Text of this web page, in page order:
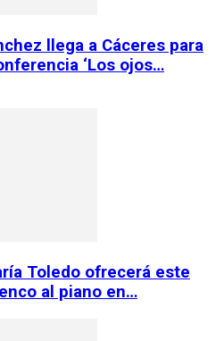
llega a Cáceres para
‘Los ojos…
Toledo ofrecerá este
al piano en…